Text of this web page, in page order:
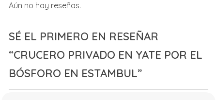
Aún no hay reseñas.
SÉ EL PRIMERO EN RESEÑAR
“CRUCERO PRIVADO EN YATE POR EL
BÓSFORO EN ESTAMBUL”